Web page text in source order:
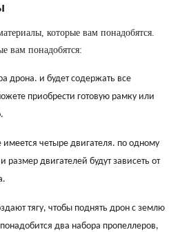
которые вам понадобятся.
вам понадобятся:
дрона. и будет содержать все
приобрести готовую рамку или
четыре двигателя. по одному
размер двигателей будут зависеть от
тягу, чтобы поднять дрон с землю
два набора пропеллеров,